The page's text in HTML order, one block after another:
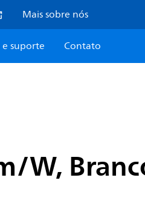
Mais sobre nós
e suporte Contato
W,